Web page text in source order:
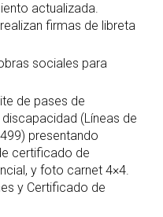
actualizada.
firmas de libreta
sociales para
de pases de
(Líneas de
presentando
certificado de
y foto carnet 4×4.
y Certificado de